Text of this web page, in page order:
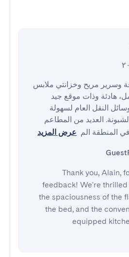
المنطقة الم عرض المزيد
Thank you, Alain,
feedback! We're thrilled
the spaciousness of the
the bed, and the
equipped